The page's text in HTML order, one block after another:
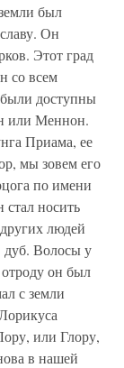
был
Он
Этот град
со всем
доступны
или Меннон.
Приама, ее
мы зовем его
по имени
носить
людей
дуб. Волосы у
он был
с земли
или Глору,
в нашей